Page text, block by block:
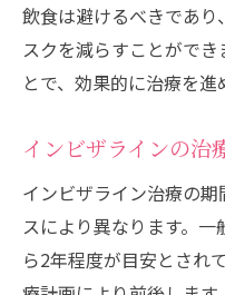
飲食は避けるべきであり
スクを減らすことがで
とで、効果的に治療を進
インビザラインの治
インビザライン治療の
スにより異なります。
ら2年程度が目安とされ